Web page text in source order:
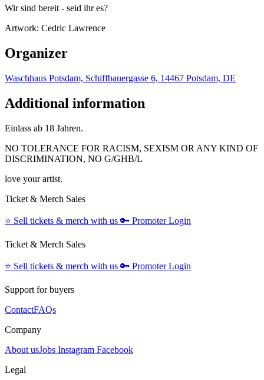
Wir sind bereit - seid ihr es?
Artwork: Cedric Lawrence
Organizer
Waschhaus Potsdam, Schiffbauergasse 6, 14467 Potsdam, DE
Additional information
Einlass ab 18 Jahren.
NO TOLERANCE FOR RACISM, SEXISM OR ANY KIND OF
DISCRIMINATION, NO G/GHB/L
love your artist.
Ticket & Merch Sales
⭐️ Sell tickets & merch with us 🔑 Promoter Login
Ticket & Merch Sales
⭐️ Sell tickets & merch with us 🔑 Promoter Login
Support for buyers
ContactFAQs
Company
About usJobs Instagram Facebook
Legal